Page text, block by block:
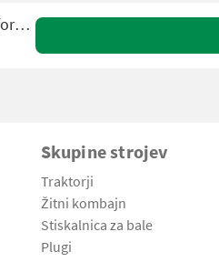
Fliegl DPW 240 3-Achs-Plattformanhänger
Skupine strojev
Traktorji
Žitni kombajn
Stiskalnica za bale
Plugi